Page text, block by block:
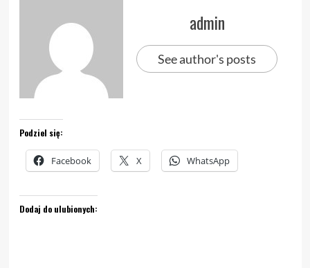
admin
See author's posts
Podziel się:
Facebook X WhatsApp
Dodaj do ulubionych: